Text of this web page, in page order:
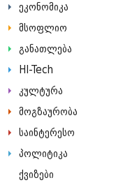
ეკონომიკა
მსოფლიო
განათლება
HI-Tech
კულტურა
მოგზაურობა
საინტერესო
პოლიტიკა
ქვიზები